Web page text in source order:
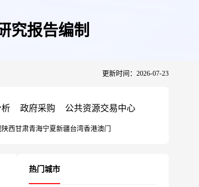
究报告编制
更新时间：2026-07-23
政府采购 公共资源交易中心
陕西甘肃青海宁夏新疆台湾香港澳门
热门城市